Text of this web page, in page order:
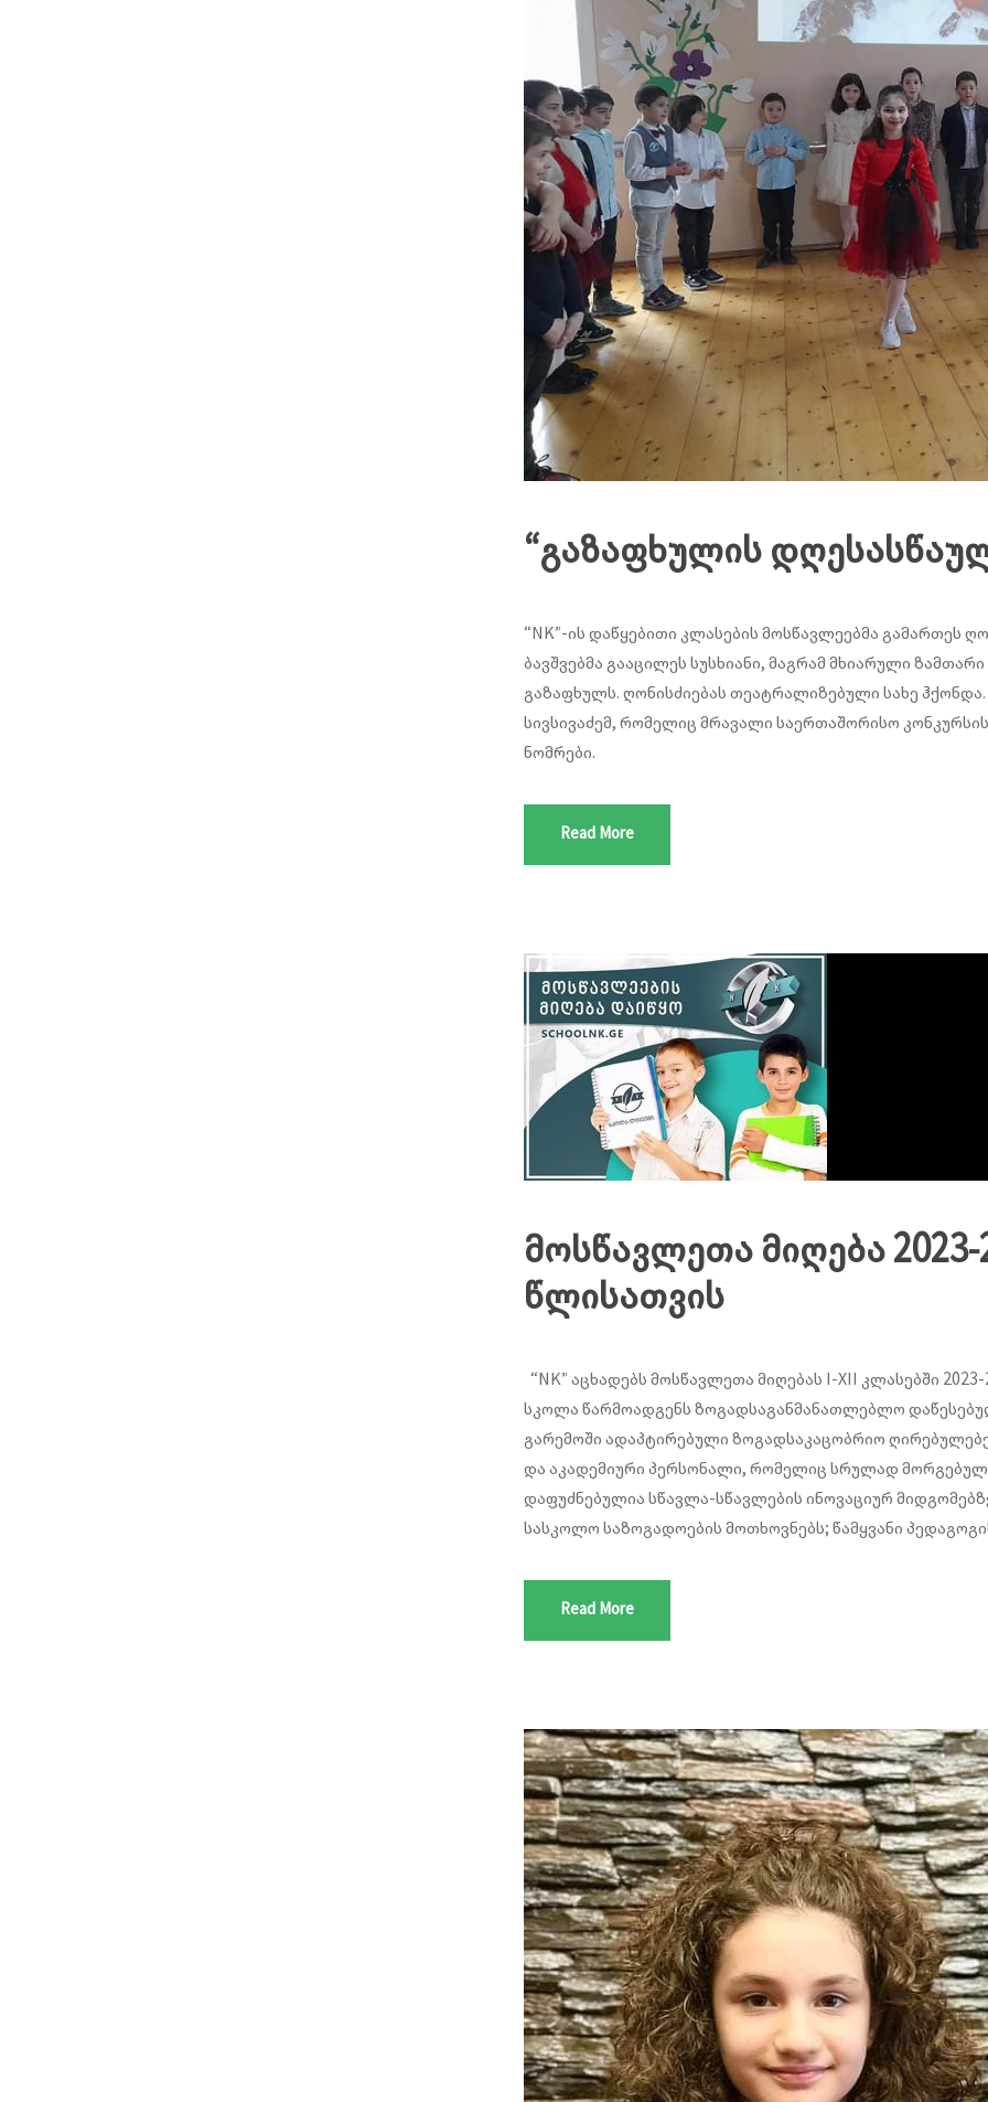
“გაზაფხულის
“NK”-ის დაწყებითი კლასების მოსწავლეებმა გამართეს
ბავშვებმა გააცილეს სუსხიანი, მაგრამ მხიარული
გაზაფხულს. ღონისძიებას თეატრალიზებული სახე
სივსივაძემ, რომელიც მრავალი საერთაშორისო
ნომრები.
Read More
მოსწავლეთა მიღება
წლისათვის
“NK” აცხადებს მოსწავლეთა მიღებას I-XII კლასებში
სკოლა წარმოადგენს ზოგადსაგანმანათლებლო
გარემოში ადაპტირებული ზოგადსაკაცობრიო
და აკადემიური პერსონალი, რომელიც სრულად
დაფუძნებულია სწავლა-სწავლების ინოვაციურ
სასკოლო საზოგადოების მოთხოვნებს; წამყვანი
Read More